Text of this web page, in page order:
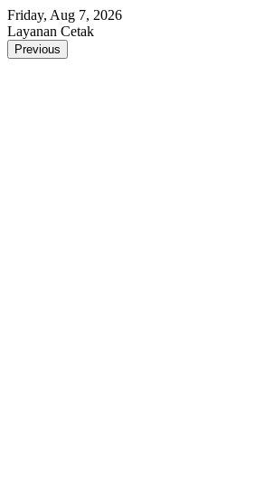
Skip
to
content
Friday, Aug 7, 2026
Layanan Cetak
Previous